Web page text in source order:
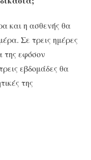
και η ασθενής θα
Σε τρεις ημέρες
της εφόσον
εβδομάδες θα
της